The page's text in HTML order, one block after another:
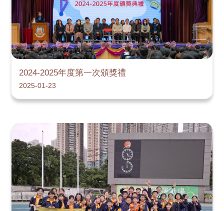
2024-2025年度第一次頒獎禮
2025-01-23